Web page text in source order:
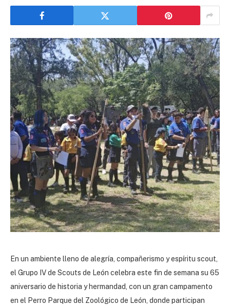
En un ambiente lleno de alegría, compañerismo y espíritu scout,
el Grupo IV de Scouts de León celebra este fin de semana su 65
aniversario de historia y hermandad, con un gran campamento
en el Perro Parque del Zoológico de León, donde participan